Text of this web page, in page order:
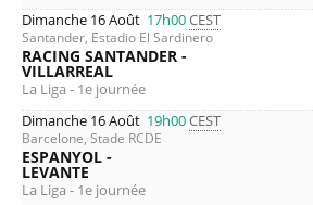
Dimanche 16 Août 17h00CEST
Santander, Estadio El Sardinero
RACING SANTANDER -
VILLARREAL
La Liga - 1e journée
Dimanche 16 Août 19h00CEST
Barcelone, Stade RCDE
ESPANYOL -
LEVANTE
La Liga - 1e journée